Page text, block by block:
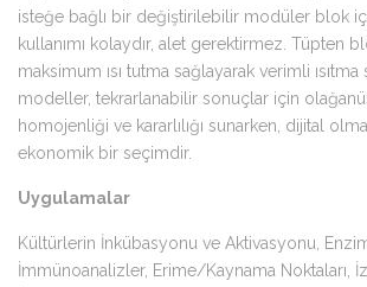
isteğe bağlı bir değiştirilebilir modüler blok
kullanımı kolaydır, alet gerektirmez. Tüpten
maksimum ısı tutma sağlayarak verimli ısıtma
modeller, tekrarlanabilir sonuçlar için
homojenliği ve kararlılığı sunarken, dijital
ekonomik bir seçimdir.
Uygulamalar
Kültürlerin İnkübasyonu ve Aktivasyonu,
İmmünoanalizler, Erime/Kaynama Noktaları,